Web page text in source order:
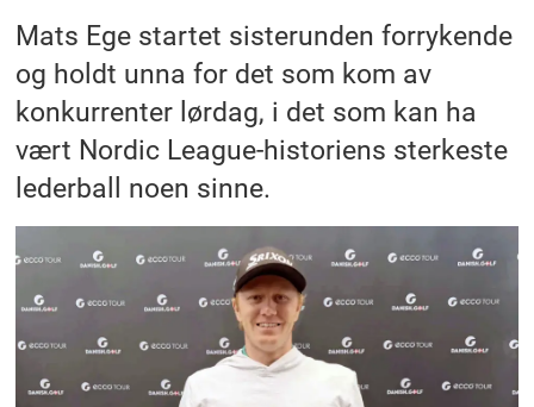
Mats Ege startet sisterunden forrykende
og holdt unna for det som kom av
konkurrenter lørdag, i det som kan ha
vært Nordic League-historiens sterkeste
lederball noen sinne.